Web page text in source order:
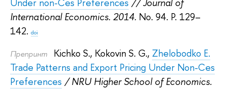
Under non-Ces Preferences // Journal of
International Economics. 2014. No. 94. P. 129–
142. doi
Препринт Kichko S., Kokovin S. G., Zhelobodko E.
Trade Patterns and Export Pricing Under Non-Ces
Preferences / NRU Higher School of Economics.